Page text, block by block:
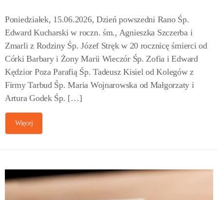
Poniedziałek, 15.06.2026, Dzień powszedni Rano Śp.
Edward Kucharski w roczn. śm., Agnieszka Szczerba i
Zmarli z Rodziny Śp. Józef Stręk w 20 rocznicę śmierci od
Córki Barbary i Żony Marii Wieczór Śp. Zofia i Edward
Kędzior Poza Parafią Śp. Tadeusz Kisiel od Kolegów z
Firmy Tarbud Śp. Maria Wojnarowska od Małgorzaty i
Artura Godek Śp. […]
Więcej